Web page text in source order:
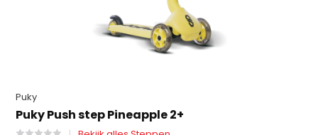
Puky
Puky Push step Pineapple 2+